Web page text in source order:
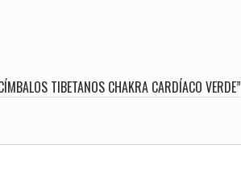
TIBETANOS CHAKRA CARDÍACO VERDE”